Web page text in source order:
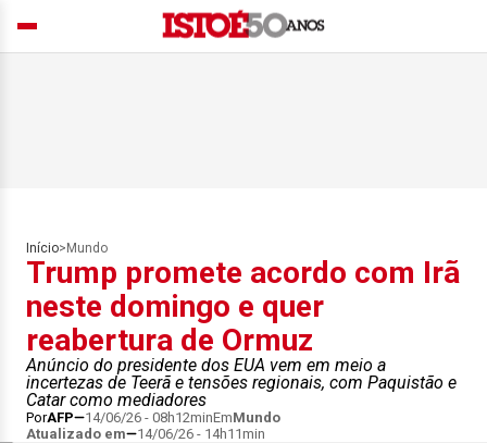
Início> Mundo
Trump promete acordo com Irã
neste domingo e quer
reabertura de Ormuz
Anúncio do presidente dos EUA vem em meio a
incertezas de Teerã e tensões regionais, com Paquistão e
Catar como mediadores
PorAFP 14/06/26 - 08h12minEmMundo
Atualizado em
14/06/26 - 14h11min